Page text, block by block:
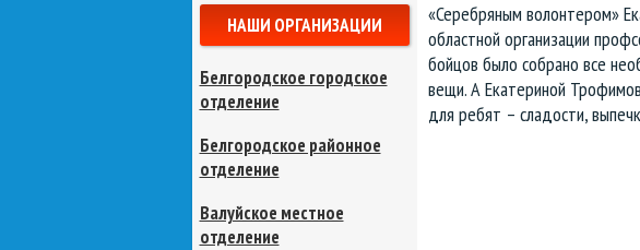
«Серебряным волонтером»
областной организации
бойцов было собрано все
вещи. А Екатериной
для ребят – сладости,
НАШИ ОРГАНИЗАЦИИ
Белгородское городское
отделение
Белгородское районное
отделение
Валуйское местное
отделение